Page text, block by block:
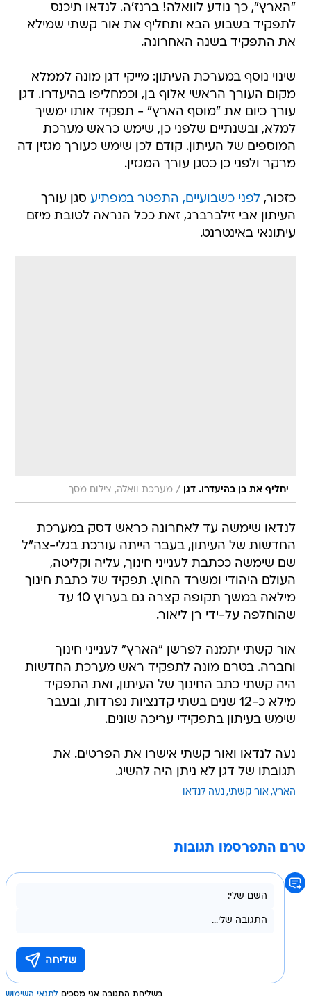
"הארץ", כך נודע לוואלה! ברנז'ה. לנדאו תיכנס
לתפקיד בשבוע הבא ותחליף את אור קשתי שמילא
את התפקיד בשנה האחרונה.
שינוי נוסף במערכת העיתון: מייקי דגן מונה לממלא
מקום העורך הראשי אלוף בן, וכמחליפו בהיעדרו. דגן
עורך כיום את "מוסף הארץ" - תפקיד אותו ימשיך
למלא, ובשנתיים שלפני כן, שימש כראש מערכת
המוספים של העיתון. קודם לכן שימש כעורך מגזין דה
מרקר ולפני כן כסגן עורך המגזין.
כזכור,לפני כשבועיים, התפטר במפתיע סגן עורך
העיתון אבי זילברברג, זאת ככל הנראה לטובת מיזם
עיתונאי באינטרנט.
יחליף את בן בהיעדרו. דגן / מערכת וואלה, צילום מסך
לנדאו שימשה עד לאחרונה כראש דסק במערכת
החדשות של העיתון, בעבר הייתה עורכת בגלי-צה"ל
שם שימשה ככתבת לענייני חינוך, עליה וקליטה,
העולם היהודי ומשרד החוץ. תפקיד של כתבת חינוך
מילאה במשך תקופה קצרה גם בערוץ 10 עד
שהוחלפה על-ידי רן ליאור.
אור קשתי יתמנה לפרשן "הארץ" לענייני חינוך
וחברה. בטרם מונה לתפקיד ראש מערכת החדשות
היה קשתי כתב החינוך של העיתון, ואת התפקיד
מילא כ-12 שנים בשתי קדנציות נפרדות, ובעבר
שימש בעיתון בתפקידי עריכה שונים.
נעה לנדאו ואור קשתי אישרו את הפרטים. את
תגובתו של דגן לא ניתן היה להשיג.
הארץ אור קשתי נעה לנדאו
טרם התפרסמו תגובות